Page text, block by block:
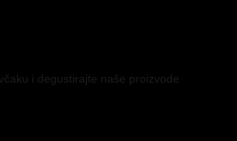
i degustirajte naše proizvode